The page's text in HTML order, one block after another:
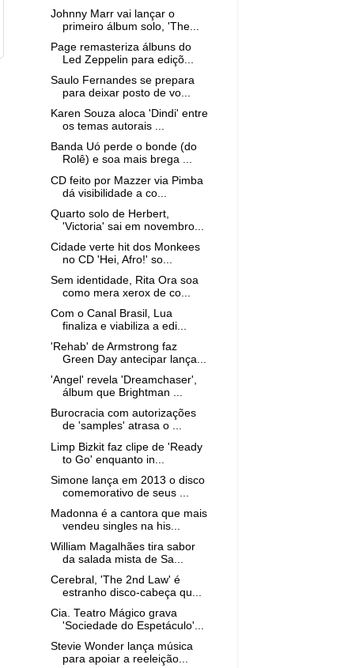
Johnny Marr vai lançar o
primeiro álbum solo, 'The...
Page remasteriza álbuns do
Led Zeppelin para ediçõ...
Saulo Fernandes se prepara
para deixar posto de vo...
Karen Souza aloca 'Dindi' entre
os temas autorais ...
Banda Uó perde o bonde (do
Rolê) e soa mais brega ...
CD feito por Mazzer via Pimba
dá visibilidade a co...
Quarto solo de Herbert,
'Victoria' sai em novembro...
Cidade verte hit dos Monkees
no CD 'Hei, Afro!' so...
Sem identidade, Rita Ora soa
como mera xerox de co...
Com o Canal Brasil, Lua
finaliza e viabiliza a edi...
'Rehab' de Armstrong faz
Green Day antecipar lança...
'Angel' revela 'Dreamchaser',
álbum que Brightman ...
Burocracia com autorizações
de 'samples' atrasa o ...
Limp Bizkit faz clipe de 'Ready
to Go' enquanto in...
Simone lança em 2013 o disco
comemorativo de seus ...
Madonna é a cantora que mais
vendeu singles na his...
William Magalhães tira sabor
da salada mista de Sa...
Cerebral, 'The 2nd Law' é
estranho disco-cabeça qu...
Cia. Teatro Mágico grava
'Sociedade do Espetáculo'...
Stevie Wonder lança música
para apoiar a reeleição...